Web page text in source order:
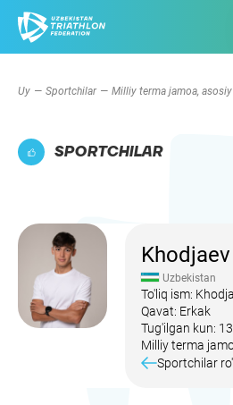
Uy Sportchilar Milliy terma jamoa,
SPORTCHILAR
Uzbekistan
To'liq ism:
Qavat: Erkak
Tug'ilgan kun:
Milliy terma
Sportchilar